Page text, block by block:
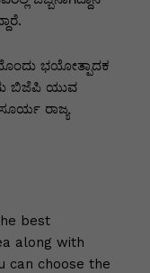
ಭಯೋತ್ಪಾದಕ
ಬಿಜೆಪಿ ಯುವ
ರಾಜ್ಯ
best
along with
can choose the